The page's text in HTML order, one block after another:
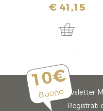
€ 41,15
10€
BuonoNewsletter
Registrati